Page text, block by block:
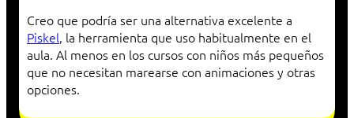
Creo que podría ser una alternativa excelente a
Piskel, la herramienta que uso habitualmente en el
aula. Al menos en los cursos con niños más pequeños
que no necesitan marearse con animaciones y otras
opciones.